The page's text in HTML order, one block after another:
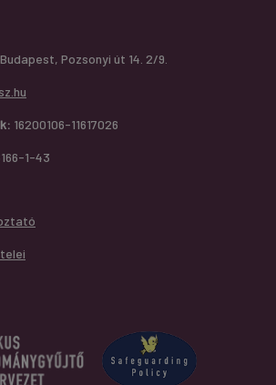
Budapest, Pozsonyi út 14. 2/9.
16200106-11617026
1-43